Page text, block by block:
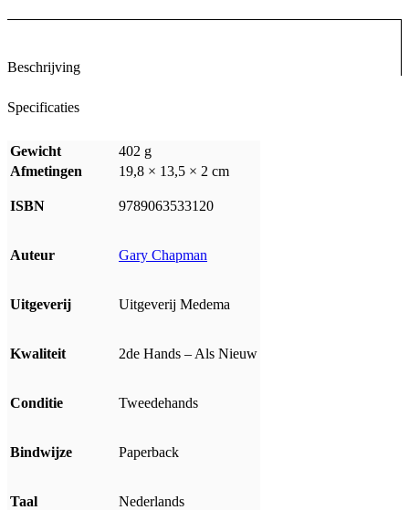
Beschrijving
Specificaties
Gewicht
402 g
Afmetingen
19,8 × 13,5 × 2 cm
ISBN 9789063533120
Auteur Gary Chapman
Uitgeverij Uitgeverij Medema
Kwaliteit 2de Hands – Als Nieuw
Conditie Tweedehands
Bindwijze Paperback
Taal Nederlands